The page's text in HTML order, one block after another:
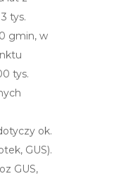
tys.
gmin, w
tys.
ok.
GUS).
GUS,